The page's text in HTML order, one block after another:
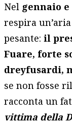
Nel gennaio
respira
pesante:il
Fuare, forte
dreyfusardi,
se non fosse
racconta un
vittima della